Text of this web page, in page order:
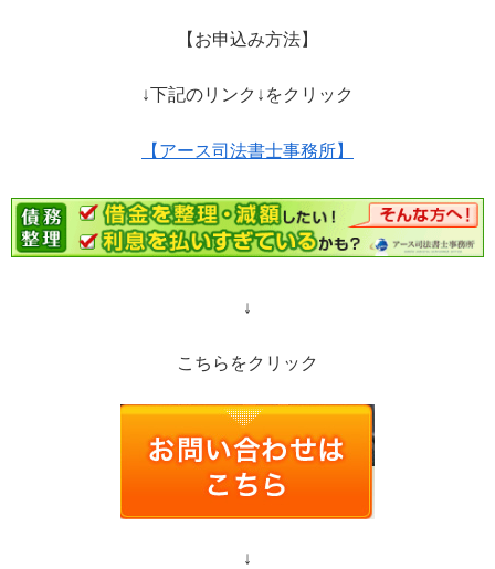
【お申込み方法】
↓下記のリンク↓をクリック
【アース司法書士事務所】
↓
こちらをクリック
↓